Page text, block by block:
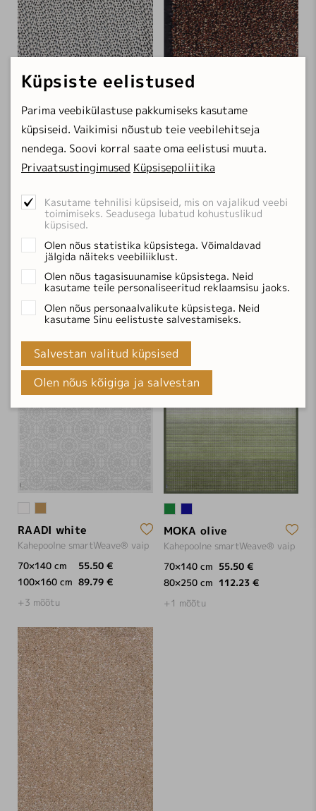
METRO carpet-stop
Vaiba alusvõrk
60×120 cm
7.51 €
120×180 cm 20.30 €
+1 mõõtu
BALI beige
floorProtect uksematt
60×80 cm
35.79 €
80×120 cm
RAADI white
Kahepoolne smartWeave® vaip
70×140 cm
55.50 €
100×160 cm 89.79 €
+3 mõõtu
MOKA olive
Kahepoolne smartWeave® vaip
70×140 cm 55.50 €
80×250 cm 112.23 €
+1 mõõtu
Küpsiste eelistused
Parima veebikülastuse pakkumiseks kasutame
küpsiseid. Vaikimisi nõustub teie veebilehitseja
nendega. Soovi korral saate oma eelistusi muuta.
Privaatsustingimused Küpsisepoliitika
Kasutame tehnilisi küpsiseid, mis on vajalikud veebi
toimimiseks. Seadusega lubatud kohustuslikud
küpsised.
Olen nõus statistika küpsistega. Võimaldavad
jälgida näiteks veebiliiklust.
Olen nõus tagasisuunamise küpsistega. Neid
kasutame teile personaliseeritud reklaamsisu jaoks.
Olen nõus personaalvalikute küpsistega. Neid
kasutame Sinu eelistuste salvestamiseks.
Salvestan valitud küpsised
Olen nõus kõigiga ja salvestan